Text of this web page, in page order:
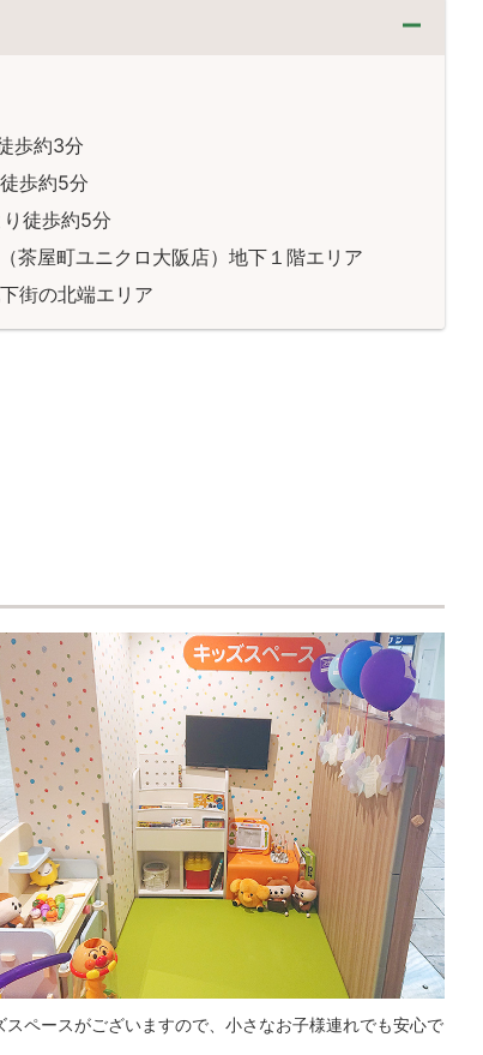
歩約3分
歩約5分
り徒歩約5分
茶屋町ユニクロ大阪店）地下１階エリア
街の北端エリア
スペースがございますので、小さなお子様連れでも安心で